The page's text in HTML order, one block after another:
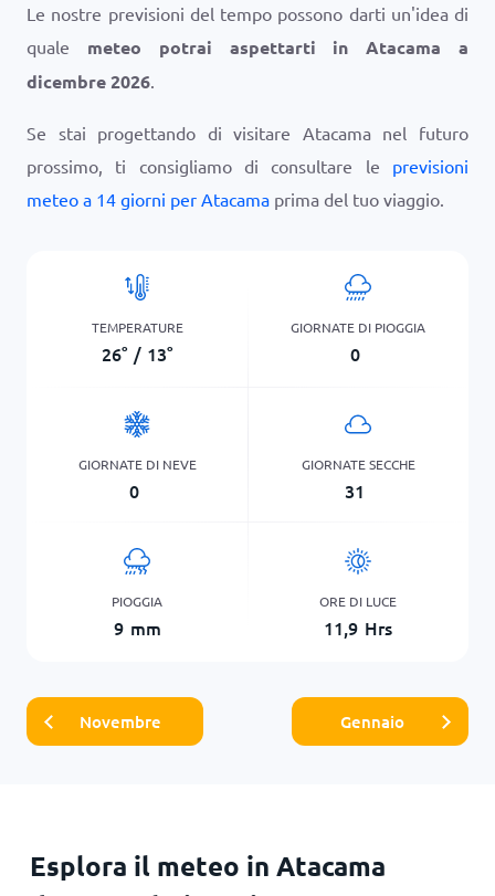
Le nostre previsioni del tempo possono darti un'idea di
quale meteo potrai aspettarti in Atacama a
dicembre 2026.
Se stai progettando di visitare Atacama nel futuro
prossimo, ti consigliamo di consultare le previsioni
meteo a 14 giorni per Atacama prima del tuo viaggio.
TEMPERATURE
26° / 13°
GIORNATE DI PIOGGIA
0
GIORNATE DI NEVE
0
GIORNATE SECCHE
31
PIOGGIA
9 mm
ORE DI LUCE
11,9 Hrs
Novembre Gennaio
Esplora il meteo in Atacama